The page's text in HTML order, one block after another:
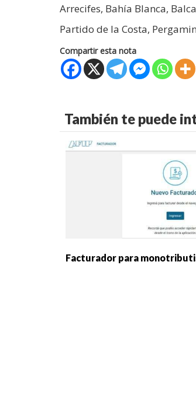
Arrecifes, Bahía Blanca,
Partido de la Costa,
Compartir esta nota
También te puede
Facturador para